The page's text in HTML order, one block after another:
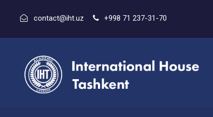
contact@iht.uz +998 71 237-31-70